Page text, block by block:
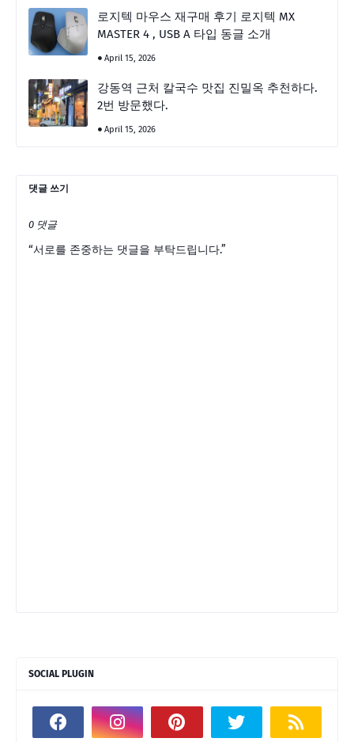
로지텍 마우스 재구매 후기 로지텍 MX
MASTER 4 , USB A 타입 동글 소개
April 15, 2026
강동역 근처 칼국수 맛집 진밀옥 추천하다.
2번 방문했다.
April 15, 2026
댓글 쓰기
0 댓글
“서로를 존중하는 댓글을 부탁드립니다.”
SOCIAL PLUGIN